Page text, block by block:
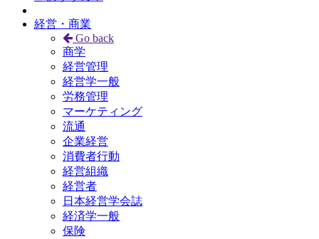
経営・商業
Go back
商学
経営管理
経営学一般
労務管理
マーケティング
流通
企業経営
消費者行動
経営組織
経営者
日本経営学会誌
経済学一般
保険